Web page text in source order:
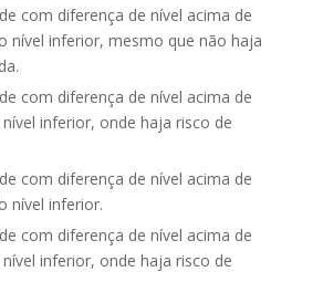
com diferença de nível acima de
nível inferior, mesmo que não haja
com diferença de nível acima de
inferior, onde haja risco de
com diferença de nível acima de
nível inferior.
com diferença de nível acima de
inferior, onde haja risco de